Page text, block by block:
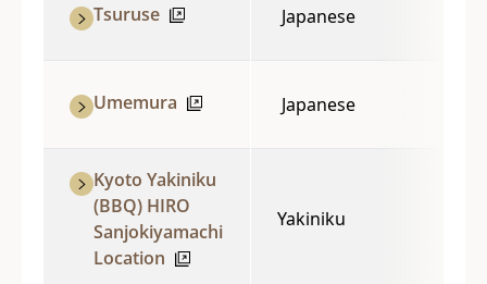
Tsuruse Japanese
Umemura Japanese
Kyoto Yakiniku
(BBQ) HIRO
Sanjokiyamachi
Location
Yakiniku